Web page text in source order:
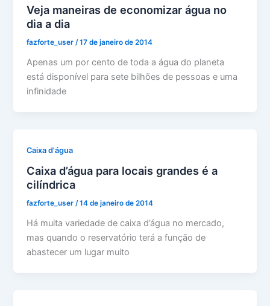
Veja maneiras de economizar água no
dia a dia
fazforte_user/17 de janeiro de 2014
Apenas um por cento de toda a água do planeta
está disponível para sete bilhões de pessoas e uma
infinidade
Caixa d'água
Caixa d’água para locais grandes é a
cilíndrica
fazforte_user/14 de janeiro de 2014
Há muita variedade de caixa d’água no mercado,
mas quando o reservatório terá a função de
abastecer um lugar muito